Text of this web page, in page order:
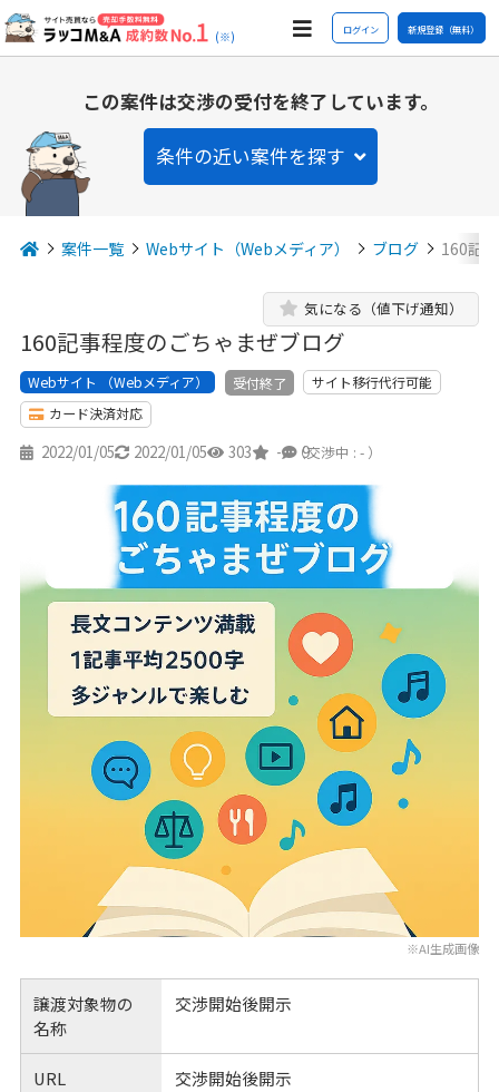
(※) ログイン 新規登録（無料）
この案件は交渉の受付を終了しています。
条件の近い案件を探す
案件一覧 Webサイト（Webメディア） ブログ 160記
160記事程度のごちゃまぜブログ
気になる（値下げ通知）
Webサイト （Webメディア） 受付終了
サイト移行代行可能
カード決済対応
2022/01/05 2022/01/05 303 - 9
（交渉中 : - ）
※AI生成画像
譲渡対象物の
名称
交渉開始後開示
URL 交渉開始後開示